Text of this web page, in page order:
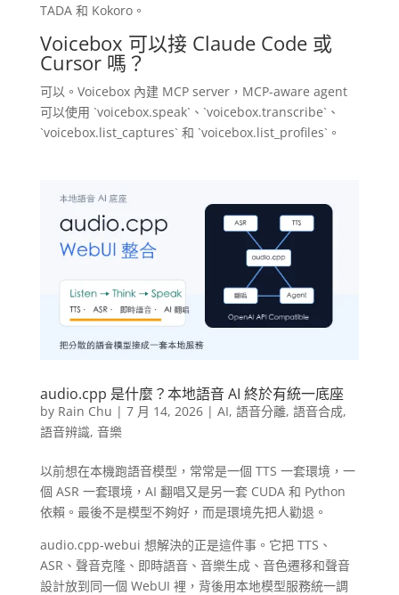
TADA 和 Kokoro。
Voicebox 可以接 Claude Code 或
Cursor 嗎？
可以。Voicebox 內建 MCP server，MCP-aware agent
可以使用 `voicebox.speak`、`voicebox.transcribe`、
`voicebox.list_captures` 和 `voicebox.list_profiles`。
audio.cpp 是什麼？本地語音 AI 終於有統一底座
by Rain Chu | 7 月 14, 2026| AI, 語音分離, 語音合成,
語音辨識, 音樂
以前想在本機跑語音模型，常常是一個 TTS 一套環境，一
個 ASR 一套環境，AI 翻唱又是另一套 CUDA 和 Python
依賴。最後不是模型不夠好，而是環境先把人勸退。
audio.cpp-webui 想解決的正是這件事。它把 TTS、
ASR、聲音克隆、即時語音、音樂生成、音色遷移和聲音
設計放到同一個 WebUI 裡，背後用本地模型服務統一調